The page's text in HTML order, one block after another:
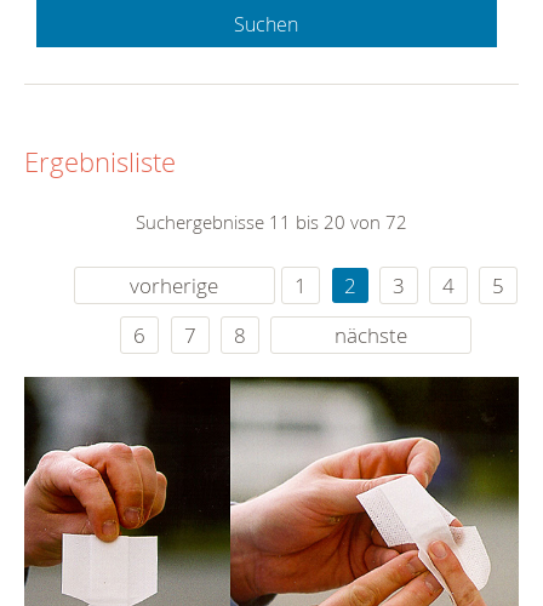
Suchen
Ergebnisliste
Suchergebnisse 11 bis 20 von 72
vorherige 1 2 3 4
5
6
7 8 nächste